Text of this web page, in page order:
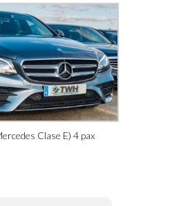
Clase E) 4 pax